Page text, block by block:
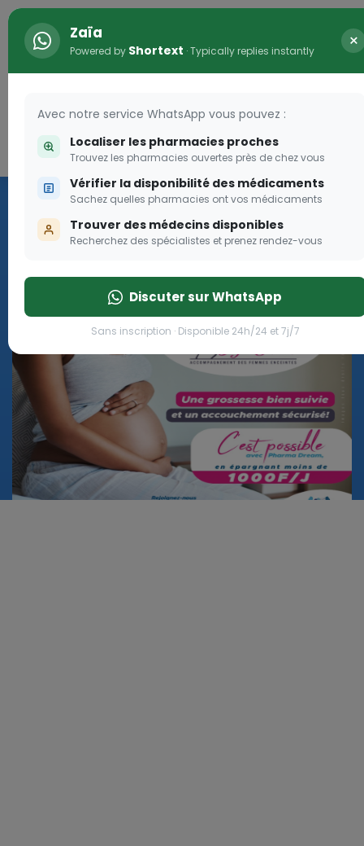
Connexion
Programme OLGA-ESTHER
Rejoignez le programme Olga Esther pour les femmes
enceintes
Rejoignez le programme Olga Esther pour les
Zaïa
Powered by Shortext · Typically replies instantly ×
Avec notre service WhatsApp vous pouvez :
Localiser les pharmacies proches
Trouvez les pharmacies ouvertes près de chez vous
Vérifier la disponibilité des médicaments
Sachez quelles pharmacies ont vos médicaments
Trouver des médecins disponibles
Recherchez des spécialistes et prenez rendez-vous
Discuter sur WhatsApp
Sans inscription · Disponible 24h/24 et 7j/7